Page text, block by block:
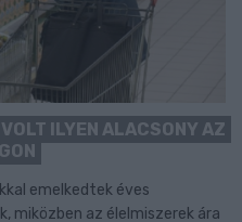
ILYEN ALACSONY AZ
emelkedtek éves
miközben az élelmiszerek ára